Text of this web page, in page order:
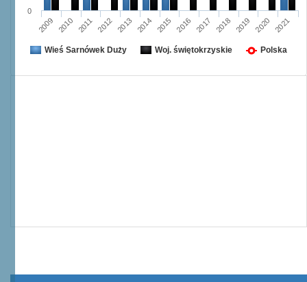
2009 2010 2011 2012 2013 2014 2015 2016 2017 2018 2019 2020 2021
0
Wieś Sarnówek Duży Woj. świętokrzyskie Polska